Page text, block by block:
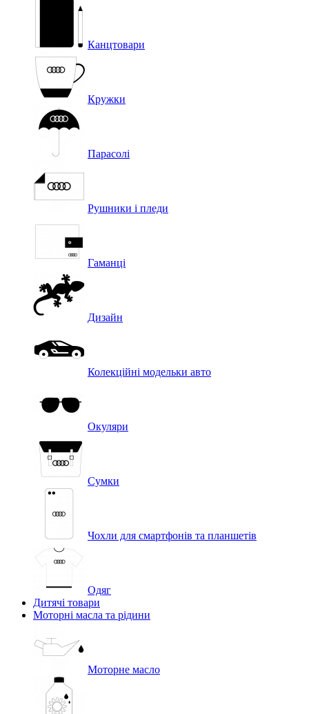
Канцтовари
Кружки
Парасолі
Рушники і пледи
Гаманці
Дизайн
Колекційні модельки авто
Окуляри
Сумки
Чохли для смартфонів та планшетів
Одяг
Дитячі товари
Моторні масла та рідини
Моторне масло